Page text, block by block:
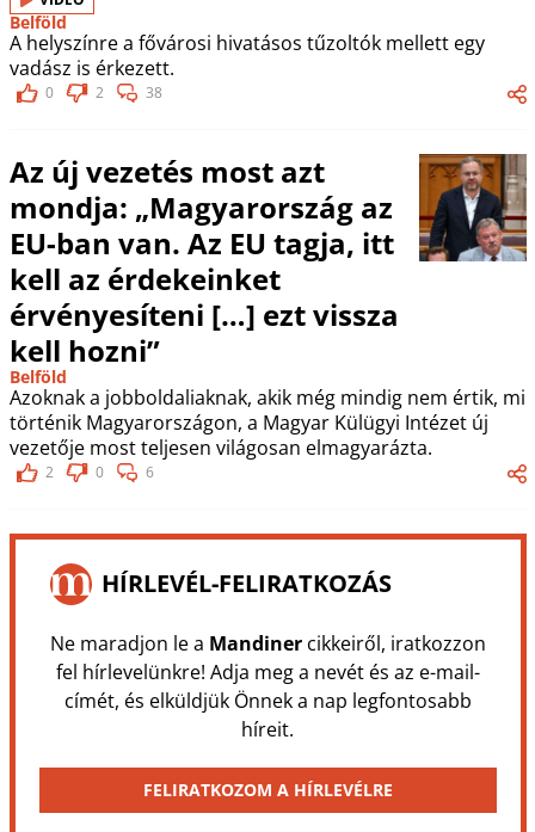
Belföld
A helyszínre a fővárosi hivatásos tűzoltók mellett egy
vadász is érkezett.
0 2 38
Az új vezetés most azt
mondja: „Magyarország az
EU-ban van. Az EU tagja, itt
kell az érdekeinket
érvényesíteni […] ezt vissza
kell hozni”
Belföld
Azoknak a jobboldaliaknak, akik még mindig nem értik, mi
történik Magyarországon, a Magyar Külügyi Intézet új
vezetője most teljesen világosan elmagyarázta.
2 0 6
HÍRLEVÉL-FELIRATKOZÁS
Ne maradjon le a Mandinercikkeiről, iratkozzon
fel hírlevelünkre! Adja meg a nevét és az e-mail-
címét, és elküldjük Önnek a nap legfontosabb
híreit.
FELIRATKOZOM A HÍRLEVÉLRE